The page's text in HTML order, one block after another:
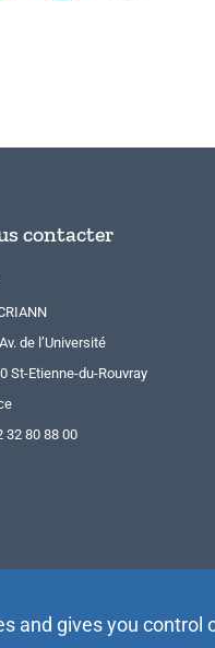
contacter
de l’Université
St-Etienne-du-Rouvray
32 80 88 00
and gives you